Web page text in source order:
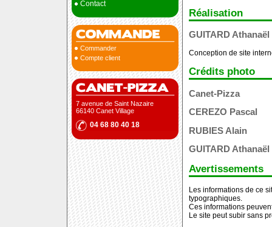
Réalisation
GUITARD Athanaël
Conception de site
Crédits photo
Canet-Pizza
CEREZO Pascal
RUBIES Alain
GUITARD Athanaël
Avertissements
Les informations de ce
typographiques.
Ces informations
Le site peut subir sans
Contact
Commander
Compte client
7 avenue de Saint Nazaire
66140 Canet Village
04 68 80 40 18